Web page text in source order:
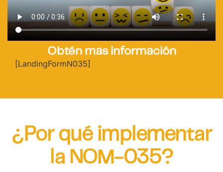
Obtén mas información
[LandingFormN035]
¿Por qué implementar
la NOM-035?